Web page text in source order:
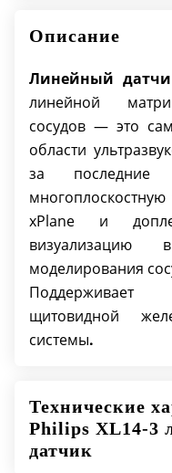
Описание
Линейный
линейной
сосудов — это
области
за последние
xPlane и
моделирования
Поддерживает
щитовидной
системы.
Технические
Philips XL14-3
датчик